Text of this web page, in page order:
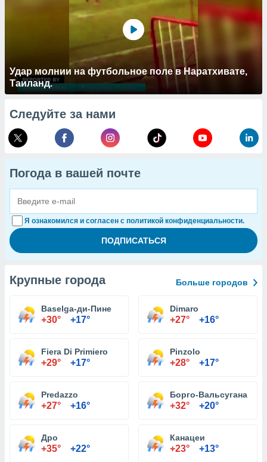
Удар молнии на футбольное поле в Наратхивате,
Таиланд.
Следуйте за нами
Погода в вашей почте
Я ознакомился и согласен с политикой конфиденциальности.
Крупные города Больше городов
Baselga-ди-Пине
+30° +17°
Dimaro
+27° +16°
Fiera Di Primiero
+29° +17°
Pinzolo
+28° +17°
Predazzo
+27° +16°
Борго-Вальсугана
+32° +20°
Дро
+35° +22°
Канацеи
+23° +13°